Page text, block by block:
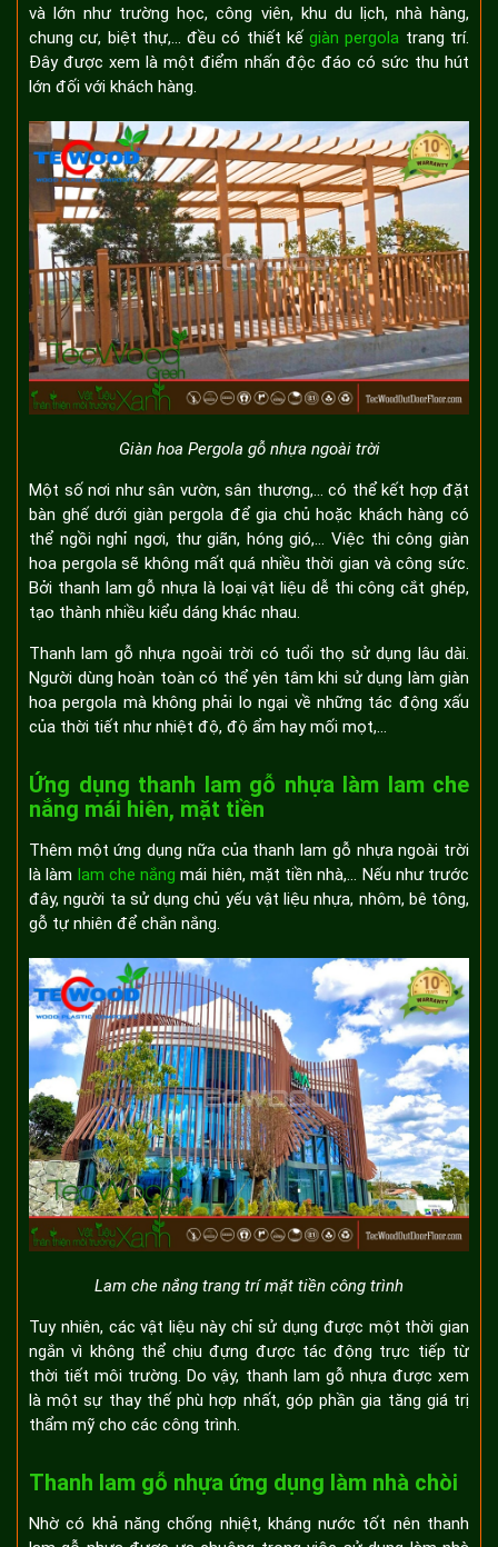
và lớn như trường học, công viên, khu du lịch, nhà hàng,
chung cư, biệt thự,... đều có thiết kếgiàn pergola trang trí.
Đây được xem là một điểm nhấn độc đáo có sức thu hút
lớn đối với khách hàng.
Giàn hoa Pergola gỗ nhựa ngoài trời
Một số nơi như sân vườn, sân thượng,... có thể kết hợp đặt
bàn ghế dưới giàn pergola để gia chủ hoặc khách hàng có
thể ngồi nghỉ ngơi, thư giãn, hóng gió,... Việc thi công giàn
hoa pergola sẽ không mất quá nhiều thời gian và công sức.
Bởi thanh lam gỗ nhựa là loại vật liệu dễ thi công cắt ghép,
tạo thành nhiều kiểu dáng khác nhau.
Thanh lam gỗ nhựa ngoài trời có tuổi thọ sử dụng lâu dài.
Người dùng hoàn toàn có thể yên tâm khi sử dụng làm giàn
hoa pergola mà không phải lo ngại về những tác động xấu
của thời tiết như nhiệt độ, độ ẩm hay mối mọt,...
Ứng dụng thanh lam gỗ nhựa làm lam che
nắng mái hiên, mặt tiền
Thêm một ứng dụng nữa của thanh lam gỗ nhựa ngoài trời
là làm lam che nắng mái hiên, mặt tiền nhà,... Nếu như trước
đây, người ta sử dụng chủ yếu vật liệu nhựa, nhôm, bê tông,
gỗ tự nhiên để chắn nắng.
Lam che nắng trang trí mặt tiền công trình
Tuy nhiên, các vật liệu này chỉ sử dụng được một thời gian
ngắn vì không thể chịu đựng được tác động trực tiếp từ
thời tiết môi trường. Do vậy, thanh lam gỗ nhựa được xem
là một sự thay thế phù hợp nhất, góp phần gia tăng giá trị
thẩm mỹ cho các công trình.
Thanh lam gỗ nhựa ứng dụng làm nhà chòi
Nhờ có khả năng chống nhiệt, kháng nước tốt nên thanh